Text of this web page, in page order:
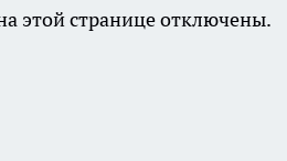
этой странице отключены.